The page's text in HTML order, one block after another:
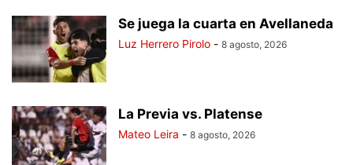
Se juega la cuarta en Avellaneda
Luz Herrero Pirolo - 8 agosto, 2026
La Previa vs. Platense
Mateo Leira - 8 agosto, 2026